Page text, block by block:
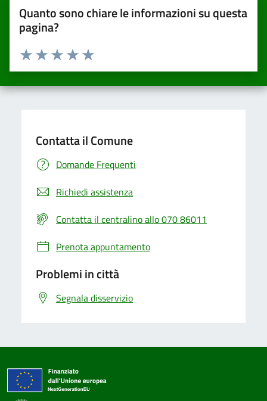
Quanto sono chiare le informazioni su questa
pagina?
Valuta da 1 a 5 stelle la pagina
Valuta 5 stelle su 5
Valuta 4 stelle su 5
Valuta 3 stelle su 5
Valuta 2 stelle su 5
Valuta una stella su 5
Contatta il Comune
Domande Frequenti
Richiedi assistenza
Contatta il centralino allo 070 86011
Prenota appuntamento
Problemi in città
Segnala disservizio